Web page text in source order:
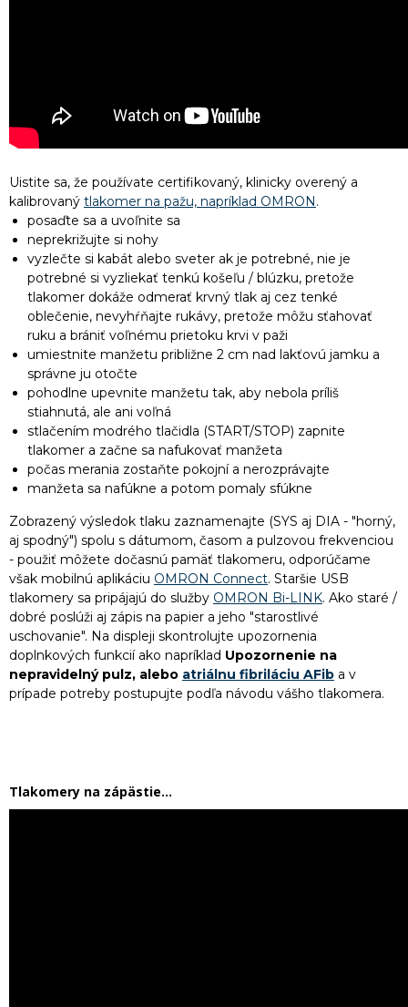
Uistite sa, že používate certifikovaný, klinicky overený a
kalibrovaný tlakomer na pažu, napríklad OMRON.
posaďte sa a uvoľnite sa
neprekrižujte si nohy
vyzlečte si kabát alebo sveter ak je potrebné, nie je
potrebné si vyzliekať tenkú košeľu / blúzku, pretože
tlakomer dokáže odmerať krvný tlak aj cez tenké
oblečenie, nevyhŕňajte rukávy, pretože môžu sťahovať
ruku a brániť voľnému prietoku krvi v paži
umiestnite manžetu približne 2 cm nad lakťovú jamku a
správne ju otočte
pohodlne upevnite manžetu tak, aby nebola príliš
stiahnutá, ale ani voľná
stlačením modrého tlačidla (START/STOP) zapnite
tlakomer a začne sa nafukovať manžeta
počas merania zostaňte pokojní a nerozprávajte
manžeta sa nafúkne a potom pomaly sfúkne
Zobrazený výsledok tlaku zaznamenajte (SYS aj DIA - "horný,
aj spodný") spolu s dátumom, časom a pulzovou frekvenciou
- použiť môžete dočasnú pamäť tlakomeru, odporúčame
však mobilnú aplikáciu OMRON Connect. Staršie USB
tlakomery sa pripájajú do služby OMRON Bi-LINK. Ako staré /
dobré poslúži aj zápis na papier a jeho "starostlivé
uschovanie". Na displeji skontrolujte upozornenia
doplnkových funkcií ako napríklad Upozornenie na
nepravidelný pulz, alebo atriálnu fibriláciu AFib a v
prípade potreby postupujte podľa návodu vášho tlakomera.
Tlakomery na zápästie...